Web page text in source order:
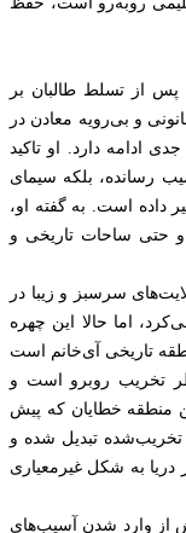
پس از تسلط طالبان بر
و بی‌رویه معادن در
ادامه دارد. او تاکید
رسانده، بلکه سیمای
داده است. به گفته او،
و حتی ساحات تاریخی و
سرسبز و زیبا در
اما حالا این چهره
تاریخی آی‌خانم است
تخریب روبرو است و
منطقه خطایان که پیش
تخریب‌شده تبدیل شده و
دریا به شکل غیرمعیاری
از وارد شدن آسیب‌های